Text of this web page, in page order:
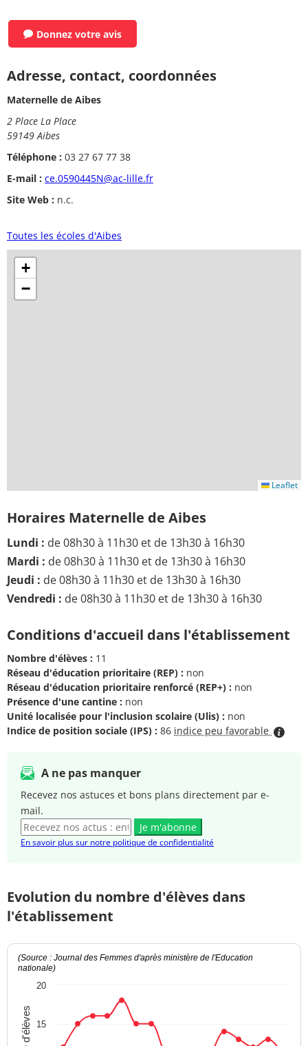
Donnez votre avis
Adresse, contact, coordonnées
Maternelle de Aibes
2 Place La Place
59149 Aibes
Téléphone : 03 27 67 77 38
E-mail : ce.0590445N@ac-lille.fr
Site Web : n.c.
Toutes les écoles d'Aibes
+
−
Leaflet
Horaires Maternelle de Aibes
Lundi : de 08h30 à 11h30 et de 13h30 à 16h30
Mardi : de 08h30 à 11h30 et de 13h30 à 16h30
Jeudi : de 08h30 à 11h30 et de 13h30 à 16h30
Vendredi : de 08h30 à 11h30 et de 13h30 à 16h30
Conditions d'accueil dans l'établissement
Nombre d'élèves : 11
Réseau d'éducation prioritaire (REP) : non
Réseau d'éducation prioritaire renforcé (REP+) : non
Présence d'une cantine : non
Unité localisée pour l'inclusion scolaire (Ulis) : non
Indice de position sociale (IPS) : 86 indice peu favorable
A ne pas manquer
Recevez nos astuces et bons plans directement par e-
mail.
Je m'abonne
En savoir plus sur notre politique de confidentialité
Evolution du nombre d'élèves dans
l'établissement
(Source : Journal des Femmes d'après ministère de l'Education
nationale)
15
20